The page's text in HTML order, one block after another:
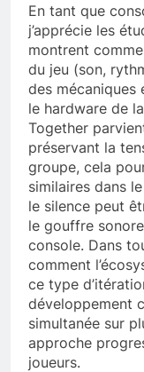
En tant que
j’apprécie les
montrent
du jeu (son,
des mécaniques
le hardware de
Together
préservant la
groupe, cela
similaires dans
le silence peut
le gouffre
console. Dans
comment
ce type
développement
simultanée sur
approche
joueurs.